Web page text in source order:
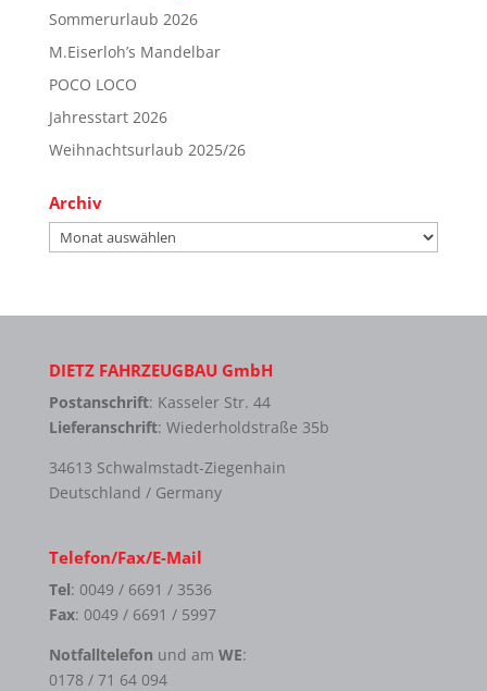
Sommerurlaub 2026
M.Eiserloh’s Mandelbar
POCO LOCO
Jahresstart 2026
Weihnachtsurlaub 2025/26
Archiv
Archiv
DIETZ FAHRZEUGBAU GmbH
Postanschrift: Kasseler Str. 44
Lieferanschrift: Wiederholdstraße 35b
34613 Schwalmstadt-Ziegenhain
Deutschland / Germany
Telefon/Fax/E-Mail
Tel: 0049 / 6691 / 3536
Fax: 0049 / 6691 / 5997
Notfalltelefon und am WE:
0178 / 71 64 094